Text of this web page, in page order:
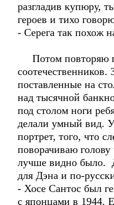
разгладив купюру,
героев и тихо
- Серега так похож
Потом повторяю
соотечественников.
поставленные на
над тысячной
под столом ноги
делали умный вид.
портрет, того, что
поворачиваю
лучше видно было.
для Дэна и по-
- Хосе Сантос был
с японцами в 1944.